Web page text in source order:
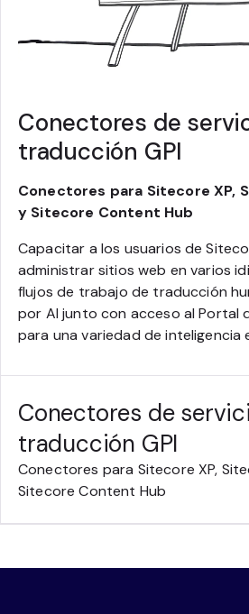
Conectores de
traducción GPI
Conectores para Sitecore XP,
y Sitecore Content Hub
Capacitar a los usuarios de
administrar sitios web en varios
flujos de trabajo de traducción
por AI junto con acceso al Portal
para una variedad de inteligencia
Conectores de
traducción GPI
Conectores para Sitecore XP,
Sitecore Content Hub